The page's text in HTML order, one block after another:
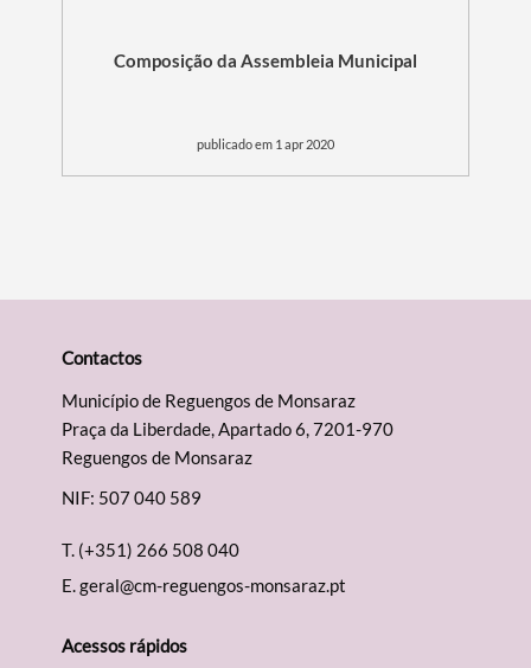
Composição da Assembleia Municipal
publicado em 1 apr 2020
Contactos
Município de Reguengos de Monsaraz
Praça da Liberdade, Apartado 6, 7201-970
Reguengos de Monsaraz
NIF: 507 040 589
T. (+351) 266 508 040
E.geral@cm-reguengos-monsaraz.pt
Acessos rápidos